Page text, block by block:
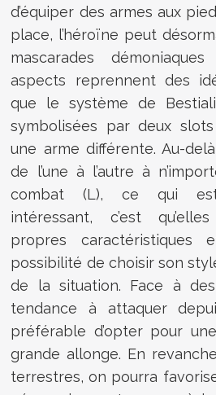
d’équiper des armes aux
place, l’héroïne peut
mascarades
aspects reprennent des
que le système de
symbolisées par deux
une arme différente. Au-
de l’une à l’autre à
combat (L), ce qui est
intéressant, c’est
propres
possibilité de choisir son
de la situation. Face à
tendance à attaquer
préférable d’opter pour
grande allonge. En
terrestres, on pourra